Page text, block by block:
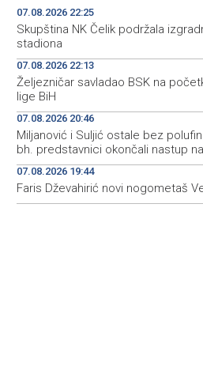
07.08.2026 22:25
Skupština NK Čelik podržala
stadiona
07.08.2026 22:13
Željezničar savladao BSK na
lige BiH
07.08.2026 20:46
Miljanović i Suljić ostale bez
bh. predstavnici okončali nastup
07.08.2026 19:44
Faris Dževahirić novi nogometaš